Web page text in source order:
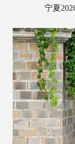
宁夏